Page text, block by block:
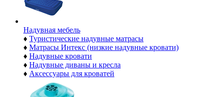
Надувная мебель
♦ Туристические надувные матрасы
♦ Матрасы Интекс (низкие надувные кровати)
♦ Надувные кровати
♦ Надувные диваны и кресла
♦ Аксессуары для кроватей